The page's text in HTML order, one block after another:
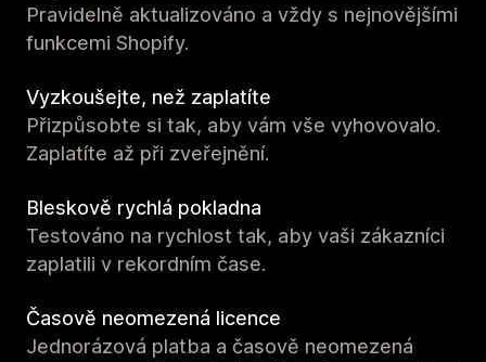
Pravidelně aktualizováno a vždy s nejnovějšími
funkcemi Shopify.
Vyzkoušejte, než zaplatíte
Přizpůsobte si tak, aby vám vše vyhovovalo.
Zaplatíte až při zveřejnění.
Bleskově rychlá pokladna
Testováno na rychlost tak, aby vaši zákazníci
zaplatili v rekordním čase.
Časově neomezená licence
Jednorázová platba a časově neomezená